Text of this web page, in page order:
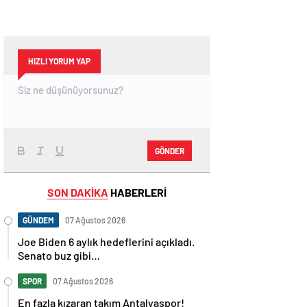
HIZLI YORUM YAP
GÖNDER
SON DAKİKA HABERLERİ
GÜNDEM 07 Ağustos 2026
Joe Biden 6 aylık hedeflerini açıkladı.
Senato buz gibi…
SPOR 07 Ağustos 2026
En fazla kızaran takım Antalyaspor!